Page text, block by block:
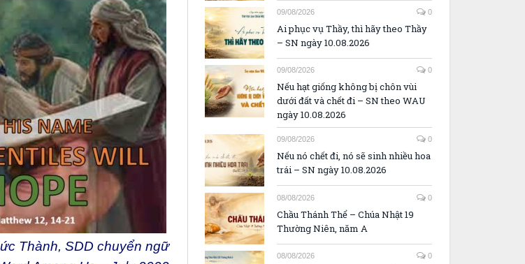
10.08.2026
09/08/2026
Ai phục vụ Thầy, thì hãy theo Thầy
– SN ngày 10.08.2026
09/08/2026
Nếu hạt giống không bị chôn vùi
dưới đất và chết đi – SN theo WAU
ngày 10.08.2026
09/08/2026
Nếu nó chết đi, nó sẽ sinh nhiều hoa
trái – SN ngày 10.08.2026
08/08/2026
Chầu Thánh Thể – Chúa Nhật 19
Thường Niên, năm A